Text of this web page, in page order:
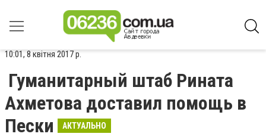
10:01, 8 квітня 2017 р.
Гуманитарный штаб Рината
Ахметова доставил помощь в
Пески
АКТУАЛЬНО